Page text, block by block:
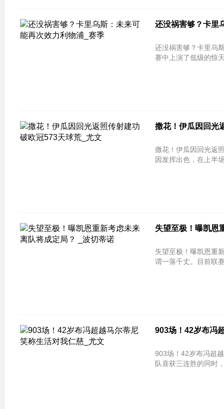
还没祸害够？卡里
还没祸害够？卡里乌斯：未来可能再
赛中上演了低级的惊
撒花！伊瓜因回光
撒花！伊瓜因回光返照传射建功 破欧
因发挥出色，在上半
失望至极！曝凯恩
失望至极！曝凯恩重新考虑未来
谓一落千丈。目前联
903场！42岁布冯
903场！42岁布冯超越马尔蒂尼 笑
队喜获三连胜的同时